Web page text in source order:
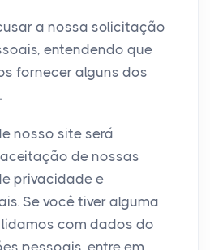
a nossa solicitação
entendendo que
fornecer alguns dos
nosso site será
de nossas
privacidade e
Se você tiver alguma
com dados do
pessoais, entre em